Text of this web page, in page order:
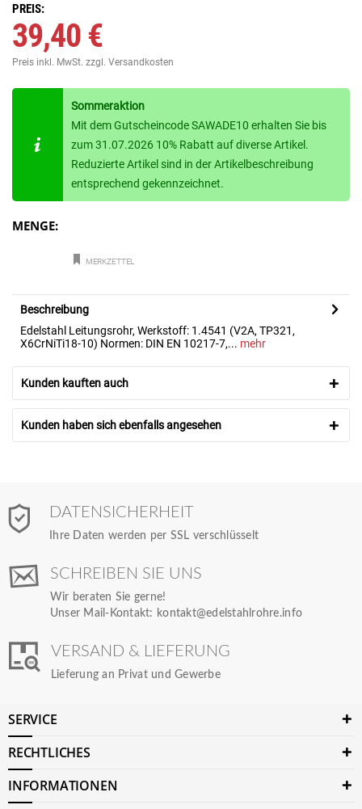
PREIS:
39,40 €
Preis inkl. MwSt. zzgl. Versandkosten
Sommeraktion
Mit dem Gutscheincode SAWADE10 erhalten Sie bis
zum 31.07.2026 10% Rabatt auf diverse Artikel.
Reduzierte Artikel sind in der Artikelbeschreibung
entsprechend gekennzeichnet.
MENGE:
MERKZETTEL
Beschreibung
Edelstahl Leitungsrohr, Werkstoff: 1.4541 (V2A, TP321,
X6CrNiTi18-10) Normen: DIN EN 10217-7,... mehr
Kunden kauften auch
Kunden haben sich ebenfalls angesehen
DATENSICHERHEIT
Ihre Daten werden per SSL verschlüsselt
SCHREIBEN SIE UNS
Wir beraten Sie gerne!
Unser Mail-Kontakt: kontakt@edelstahlrohre.info
VERSAND & LIEFERUNG
Lieferung an Privat und Gewerbe
SERVICE
RECHTLICHES
INFORMATIONEN